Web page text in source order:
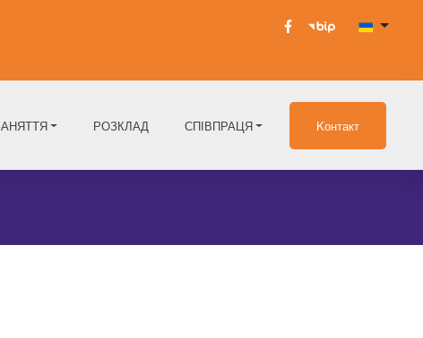
РОЗКЛАД СПІВПРАЦЯ Kонтакт